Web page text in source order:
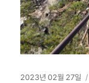
작
2023년 02월 27일